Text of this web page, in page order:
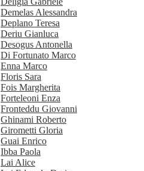
Demelas Alessandra
Deplano Teresa
Deriu Gianluca
Desogus Antonella
Di Fortunato Marco
Enna Marco
Floris Sara
Fois Margherita
Forteleoni Enza
Fronteddu Giovanni
Ghinami Roberto
Girometti Gloria
Guai Enrico
Ibba Paola
Lai Alice